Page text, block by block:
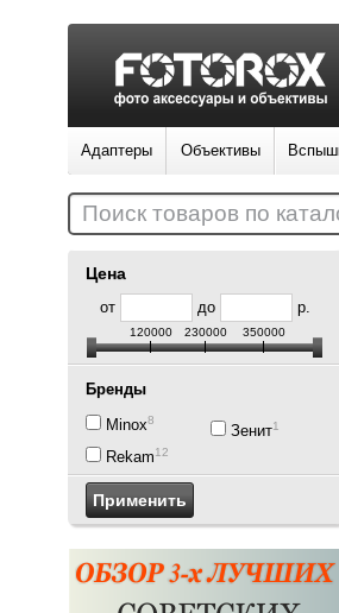
Цена
от до р.
120000 230000 350000
Бренды
Minox8
Rekam12
Зенит1
Адаптеры Объективы
Поиск товаров по